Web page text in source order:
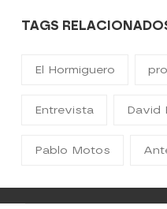
TAGS
El Hormiguero
Entrevista David
Pablo Motos